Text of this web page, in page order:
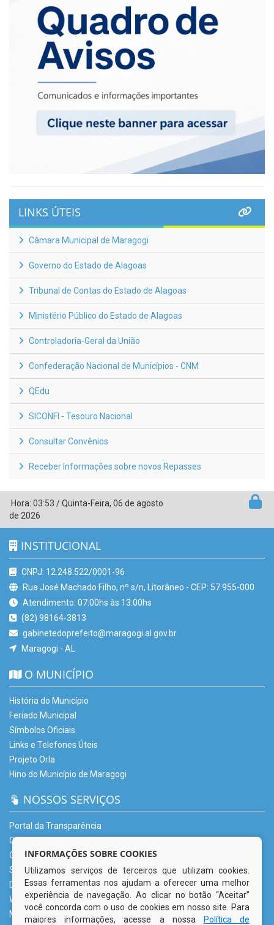
LINKS ÚTEIS
Câmara Municipal de Maragogi
Governo do Estado de Alagoas
Tribunal de Contas do Estado de Alagoas
Ministério Público do Estado de Alagoas
Controladoria-Geral da União
Confederação Nacional de Municípios - CNM
QEdu
SICONFI - Tesouro Nacional
Consultar Convênios
Receber Informações sobre novos Repasses
Hora: 03:53 /Quinta-Feira, 06 de agosto
de 2026
INSTITUCIONAL
CNPJ: 12.248.522/0001-96
Rua José Machado Filho, nº s/n, Litorâneo - CEP: 57.955-000
Atendimento: 07:00hs às 13:00hs
(82) 98164-3813
gabinetedoprefeito@maragogi.al.gov.br
Maragogi - AL
O MUNICÍPIO
História do Município
Feriado Municipal
Símbolos Oficiais
Links e Telefones Úteis
Projeto Orla
Hino do Município de Maragogi
NOSSOS SERVIÇOS
Portal da Transparência
Carta de Serviços – CSU
Ouvidoria Municipal
Serviço de Informação ao Cidadão (e-SIC)
Diário Oficial
Webmail
Mapa do Site
INFORMAÇÕES SOBRE COOKIES
Utilizamos serviços de terceiros que utilizam cookies.
Essas ferramentas nos ajudam a oferecer uma melhor
experiência de navegação. Ao clicar no botão “Aceitar”
você concorda com o uso de cookies em nosso site. Para
maiores informações, acesse a nossa
Política de